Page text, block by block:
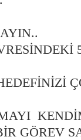
GÖREV